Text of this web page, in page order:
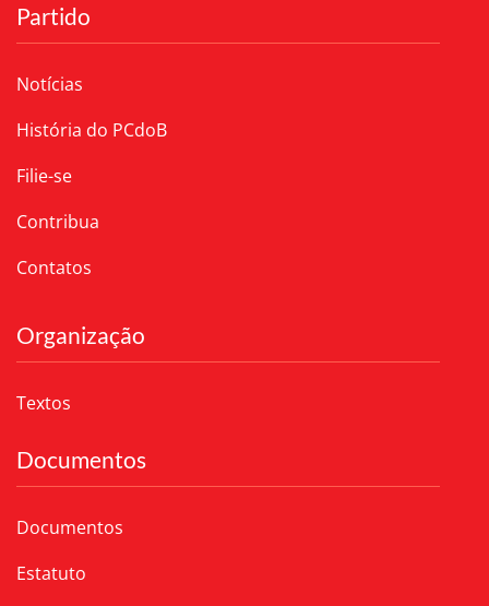
Partido
Notícias
História do PCdoB
Filie-se
Contribua
Contatos
Organização
Textos
Documentos
Documentos
Estatuto